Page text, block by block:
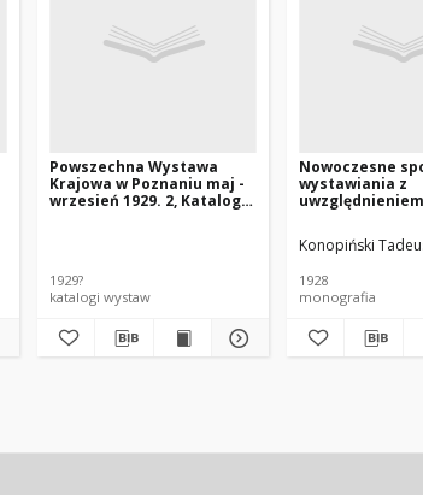
Powszechna Wystawa
Krajowa w Poznaniu maj -
wrzesień 1929. 2, Katalog
1929?
katalogi wystaw
Nowoczesne
wystawiania z
uwzględnieniem
Konopiński
1928
monografia